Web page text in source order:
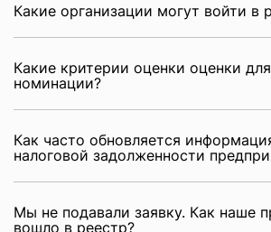
Какие организации могут войти в
Какие критерии оценки оценки
номинации?
Как часто обновляется
налоговой задолженности
Мы не подавали заявку. Как наше
вошло в реестр?